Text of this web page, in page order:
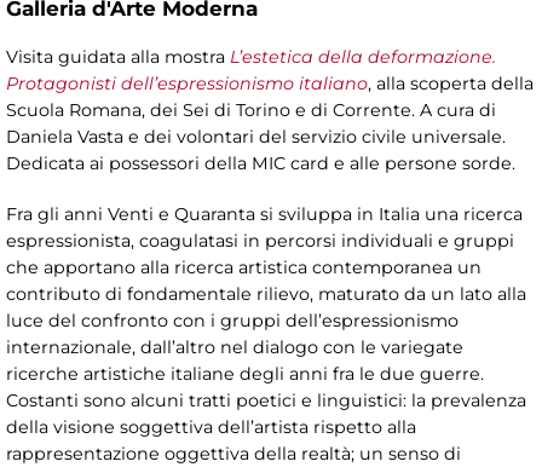
Galleria d'Arte Moderna
Visita guidata alla mostra L’estetica della deformazione.
Protagonisti dell’espressionismo italiano, alla scoperta della
Scuola Romana, dei Sei di Torino e di Corrente. A cura di
Daniela Vasta e dei volontari del servizio civile universale.
Dedicata ai possessori della MIC card e alle persone sorde.
Fra gli anni Venti e Quaranta si sviluppa in Italia una ricerca
espressionista, coagulatasi in percorsi individuali e gruppi
che apportano alla ricerca artistica contemporanea un
contributo di fondamentale rilievo, maturato da un lato alla
luce del confronto con i gruppi dell’espressionismo
internazionale, dall’altro nel dialogo con le variegate
ricerche artistiche italiane degli anni fra le due guerre.
Costanti sono alcuni tratti poetici e linguistici: la prevalenza
della visione soggettiva dell’artista rispetto alla
rappresentazione oggettiva della realtà; un senso di